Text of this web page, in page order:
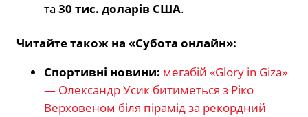
та 30 тис. доларів США.
Читайте також на «Субота онлайн»:
Спортивні новини: мегабій «Glory in Giza»
— Олександр Усик битиметься з Ріко
Верховеном біля пірамід за рекордний